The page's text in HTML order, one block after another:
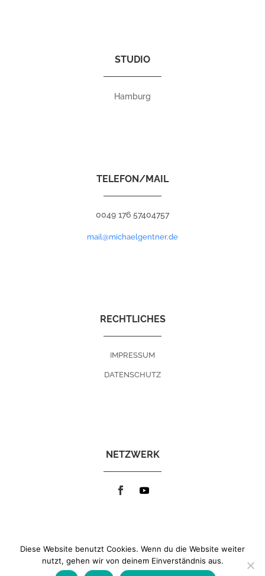
STUDIO
Hamburg
TELEFON/MAIL
0049 176 57404757
mail@michaelgentner.de
RECHTLICHES
IMPRESSUM
DATENSCHUTZ
NETZWERK
Diese Website benutzt Cookies. Wenn du die Website weiter
nutzt, gehen wir von deinem Einverständnis aus.